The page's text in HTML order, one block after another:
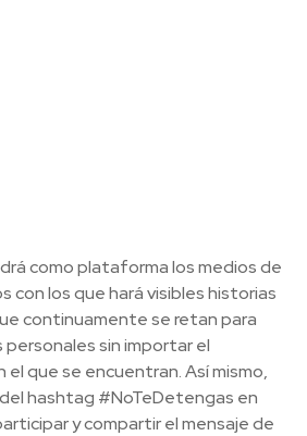
como plataforma los medios de
con los que hará visibles historias
continuamente se retan para
sin importar el
que se encuentran. Así mismo,
hashtag #NoTeDetengas en
y compartir el mensaje de